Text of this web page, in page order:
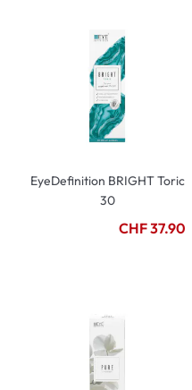
EyeDefinition BRIGHT Toric
30
CHF 37.90